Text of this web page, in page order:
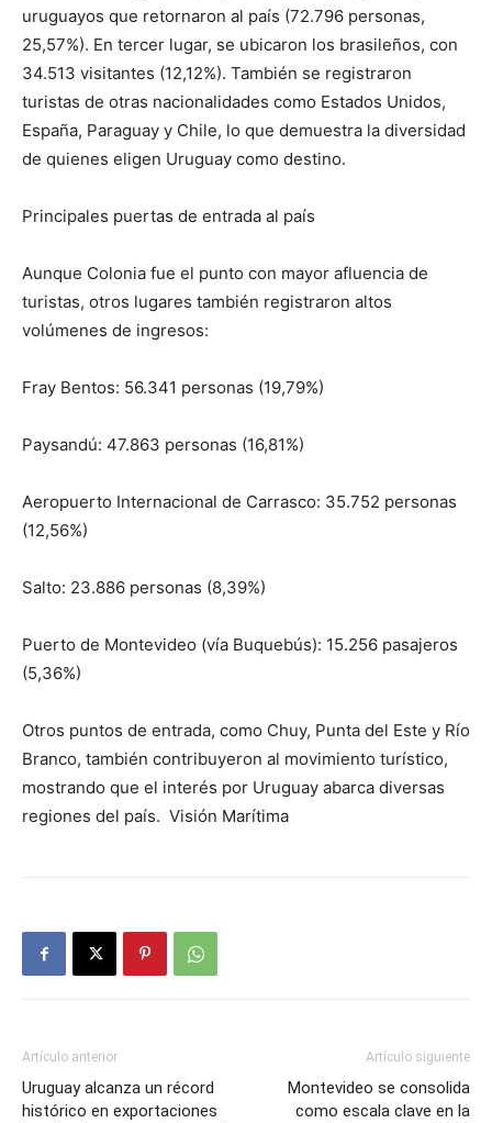
uruguayos que retornaron al país (72.796 personas,
25,57%). En tercer lugar, se ubicaron los brasileños, con
34.513 visitantes (12,12%). También se registraron
turistas de otras nacionalidades como Estados Unidos,
España, Paraguay y Chile, lo que demuestra la diversidad
de quienes eligen Uruguay como destino.
Principales puertas de entrada al país
Aunque Colonia fue el punto con mayor afluencia de
turistas, otros lugares también registraron altos
volúmenes de ingresos:
Fray Bentos: 56.341 personas (19,79%)
Paysandú: 47.863 personas (16,81%)
Aeropuerto Internacional de Carrasco: 35.752 personas
(12,56%)
Salto: 23.886 personas (8,39%)
Puerto de Montevideo (vía Buquebús): 15.256 pasajeros
(5,36%)
Otros puntos de entrada, como Chuy, Punta del Este y Río
Branco, también contribuyeron al movimiento turístico,
mostrando que el interés por Uruguay abarca diversas
regiones del país. Visión Marítima
Artículo anterior
Uruguay alcanza un récord
histórico en exportaciones
Artículo siguiente
Montevideo se consolida
como escala clave en la